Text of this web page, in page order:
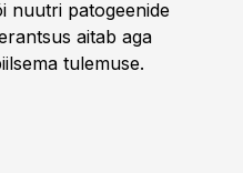
nuutri patogeenide
aitab aga
tulemuse.